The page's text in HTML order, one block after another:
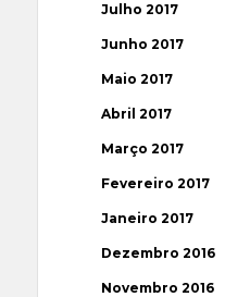
Julho 2017
Junho 2017
Maio 2017
Abril 2017
Março 2017
Fevereiro 2017
Janeiro 2017
Dezembro 2016
Novembro 2016